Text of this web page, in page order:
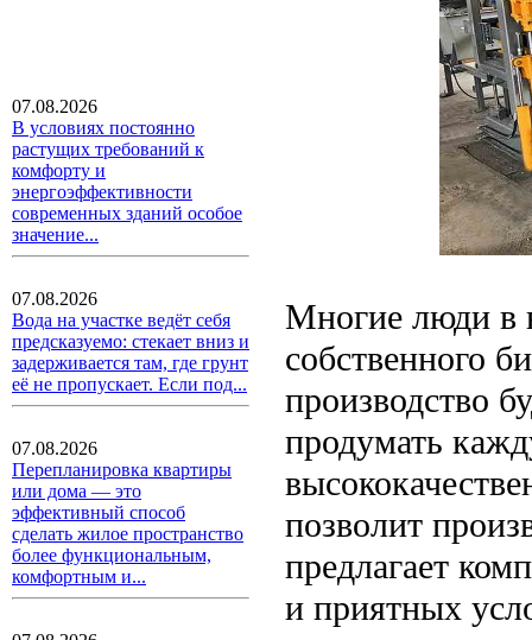
07.08.2026
В условиях постоянно
растущих требований к
комфорту и
энергоэффективности
современных зданий особое
значение...
07.08.2026
Вода на участке ведёт себя
предсказуемо: стекает вниз и
задерживается там, где грунт
её не пропускает. Если под...
07.08.2026
Перепланировка квартиры
или дома — это
эффективный способ
сделать жилое пространство
более функциональным,
комфортным и...
Многие люди в
собственного
производство
продумать
позволит
предлагает
и приятных